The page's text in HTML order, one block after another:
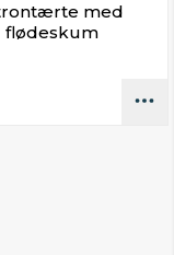
med
flødeskum